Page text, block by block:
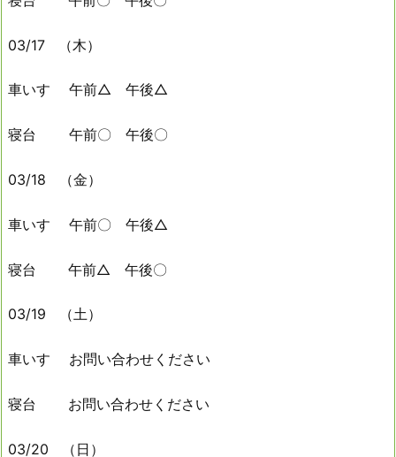
03/17 （木）
車いす 午前△ 午後△
寝台 午前〇 午後〇
03/18 （金）
車いす 午前〇 午後△
寝台 午前△ 午後〇
03/19 （土）
車いす お問い合わせください
寝台 お問い合わせください
03/20 （日）